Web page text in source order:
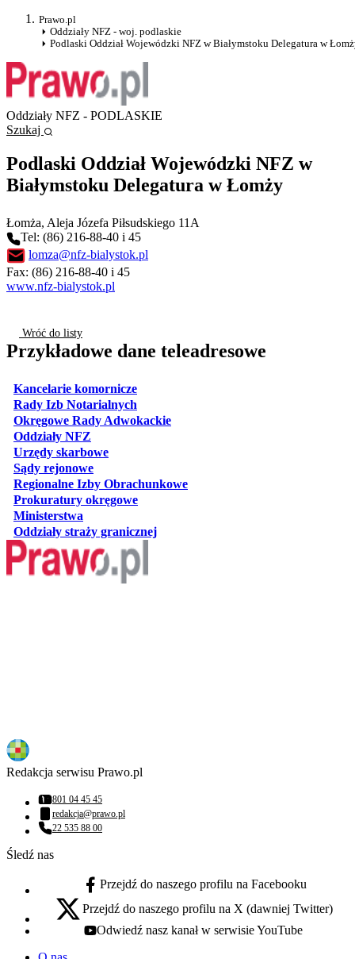
Prawo.pl
Oddziały NFZ - woj. podlaskie
Podlaski Oddział Wojewódzki NFZ w Białymstoku Delegatura w
Oddziały NFZ - PODLASKIE
Szukaj
Podlaski Oddział Wojewódzki NFZ w
Białymstoku Delegatura w Łomży
Łomża, Aleja Józefa Piłsudskiego 11A
Tel: (86) 216-88-40 i 45
lomza@nfz-bialystok.pl
Fax: (86) 216-88-40 i 45
www.nfz-bialystok.pl
Wróć do listy
Przykładowe dane teleadresowe
Kancelarie komorniczeotwiera się w nowej karcie
Rady Izb Notarialnych
Okręgowe Rady Adwokackieotwiera się w nowej karcie
Oddziały NFZ
Urzędy skarboweotwiera się w nowej karcie
Sądy rejonoweotwiera się w nowej karcie
Regionalne Izby Obrachunkoweotwiera się w nowej karcie
Prokuratury okręgoweotwiera się w nowej karcie
Ministerstwa
Oddziały straży granicznejotwiera się w nowej karcie
Redakcja serwisu Prawo.pl
Numer telefonu:
801 04 45 45
Adres email:
redakcja@prawo.pl
Numer telefonu:
22 535 88 00
Śledź nas
facebook - otwiera się w nowej karcie
Przejdź do naszego profilu na Facebooku
x - otwiera się w nowej karcie
Przejdź do naszego profilu na X (dawniej Twitter)
youtube - otwiera się w nowej karcie
Odwiedź nasz kanał w serwisie YouTube